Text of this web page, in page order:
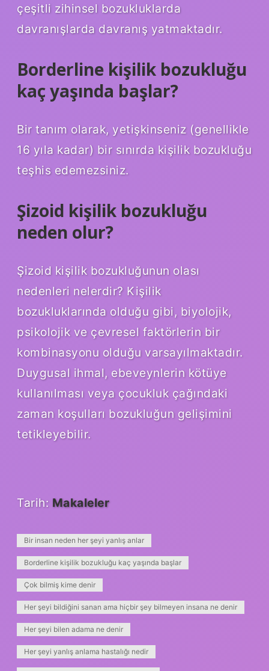
çeşitli zihinsel bozukluklarda
davranışlarda davranış yatmaktadır.
Borderline kişilik bozukluğu
kaç yaşında başlar?
Bir tanım olarak, yetişkinseniz (genellikle
16 yıla kadar) bir sınırda kişilik bozukluğu
teşhis edemezsiniz.
Şizoid kişilik bozukluğu
neden olur?
Şizoid kişilik bozukluğunun olası
nedenleri nelerdir? Kişilik
bozukluklarında olduğu gibi, biyolojik,
psikolojik ve çevresel faktörlerin bir
kombinasyonu olduğu varsayılmaktadır.
Duygusal ihmal, ebeveynlerin kötüye
kullanılması veya çocukluk çağındaki
zaman koşulları bozukluğun gelişimini
tetikleyebilir.
Tarih: Makaleler
Bir insan neden her şeyi yanlış anlar
Borderline kişilik bozukluğu kaç yaşında başlar
Çok bilmiş kime denir
Her şeyi bildiğini sanan ama hiçbir şey bilmeyen insana ne denir
Her şeyi bilen adama ne denir
Her şeyi yanlış anlama hastalığı nedir